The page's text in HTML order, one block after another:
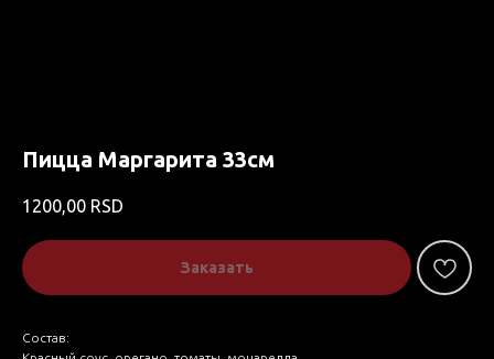
Пицца Маргарита 33см
1200,00 RSD
Заказать
Состав: